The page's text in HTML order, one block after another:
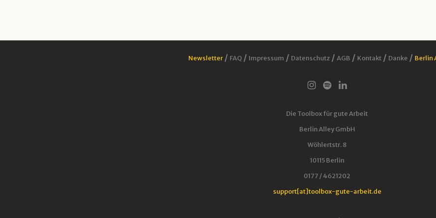
Newsletter/ FAQ/ Impressum / Datenschutz / AGB / Kontakt/ Danke / Berlin
Die Toolbox für gute Arbeit
Berlin Alley GmbH
Wöhlertstr. 8
10115 Berlin
0177 / 4621202
support[at]toolbox-gute-arbeit.de